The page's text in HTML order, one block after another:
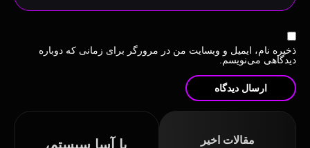
ذخیره نام، ایمیل و وبسایت من در مرورگر برای زمانی که دوباره
دیدگاهی می‌نویسم.
مقالات اخیر
با آسا سیستم،